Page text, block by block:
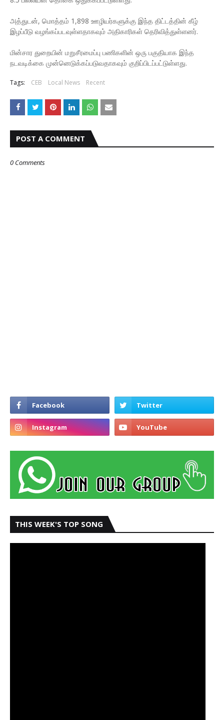
அத்துடன், மொத்தம் 1,898 ஊழியர்களுக்கு இந்த திட்டத்தின் கீழ்
இழப்பீடு வழங்கப்படவுள்ளதாகவும் அதிகாரிகள் தெரிவித்துள்ளனர்.
மின்சார துறையின் மறுசீரமைப்பு பணிகளின் ஒரு பகுதியாக இந்த
நடவடிக்கை முன்னெடுக்கப்படுவதாகவும் குறிப்பிடப்பட்டுள்ளது.
Tags: CEB Local News Recent
POST A COMMENT
0 Comments
THIS WEEK'S TOP SONG